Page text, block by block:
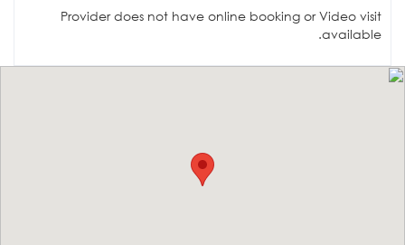
Provider does not have online booking or Video visit
available.